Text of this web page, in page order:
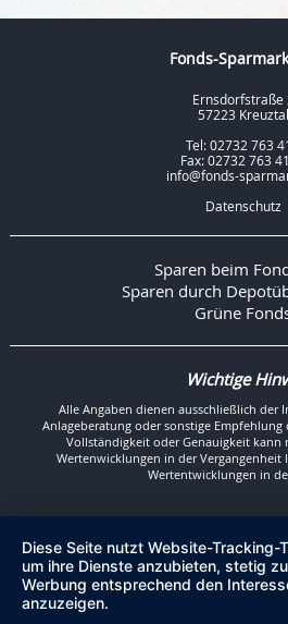
Fonds-
Ernsdorfstraße
57223 Kreuztal
Tel: 02732 763
Fax: 02732 763
info@fonds-
Datenschutz
Sparen beim
Sparen durch
Grüne
Wichtige
Alle Angaben dienen ausschließlich
Anlageberatung oder sonstige Empfehlung
Vollständigkeit oder Genauigkeit kann
Wertenwicklungen in der Vergangenheit
Wertentwicklungen in
Diese Seite nutzt Website-Tracking-
um ihre Dienste anzubieten, stetig
Werbung entsprechend den
anzuzeigen.